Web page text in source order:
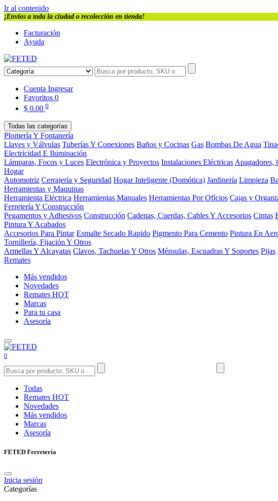
Ir al contenido
¡Envios a toda la ciudad o recolección en tienda!
Facturación
Ayuda
Cuenta Ingresar
Favoritos 0
$ 0.00 0
Todas las categorías
Plomería Y Fontanería
Llaves y Válvulas Tuberías Y Conexiones Baños y Cocinas Gas Bombas De Agua
Electricidad E Iluminación
Lámparas, Focos y Luces Electrónica y Proyectos Instalaciones Eléctricas Apagadores,
Hogar
Automotriz Cerrajería y Seguridad Hogar Inteligente (Domótica) Jardinería Limpieza
Herramientas y Maquinas
Herramienta Eléctrica Herramientas Manuales Herramientas Por Ofícios Cajas y
Ferretería Y Construcción
Pegamentos y Adhesivos Construcción Cadenas, Cuerdas, Cables Y Accesorios Cintas
Pintura Y Acabados
Accesorios Para Pintar Esmalte Secado Rapido Pigmento Para Cemento Pintura En
Tornillería, Fijación Y Otros
Armellas Y Alcayatas Clavos, Tachuelas Y Otros Ménsulas, Escuadras Y Soportes Pijas
Remates
Más vendidos
Novedades
Remates HOT
Marcas
Para tu casa
Asesoría
0
Todas
Remates HOT
Novedades
Más vendidos
Marcas
Asesoría
FETED Ferretería
Inicia sesión
Categorías